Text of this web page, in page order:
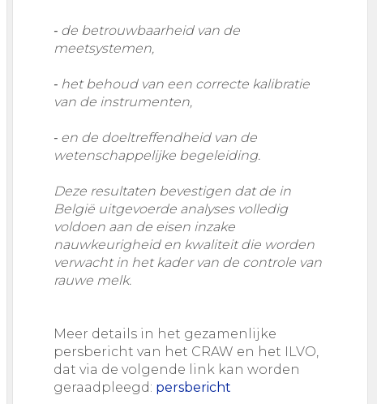
‐ de betrouwbaarheid van de
meetsystemen,
‐ het behoud van een correcte kalibratie
van de instrumenten,
‐ en de doeltreffendheid van de
wetenschappelijke begeleiding.
Deze resultaten bevestigen dat de in
België uitgevoerde analyses volledig
voldoen aan de eisen inzake
nauwkeurigheid en kwaliteit die worden
verwacht in het kader van de controle van
rauwe melk.
Meer details in het gezamenlijke
persbericht van het CRAW en het ILVO,
dat via de volgende link kan worden
geraadpleegd: persbericht